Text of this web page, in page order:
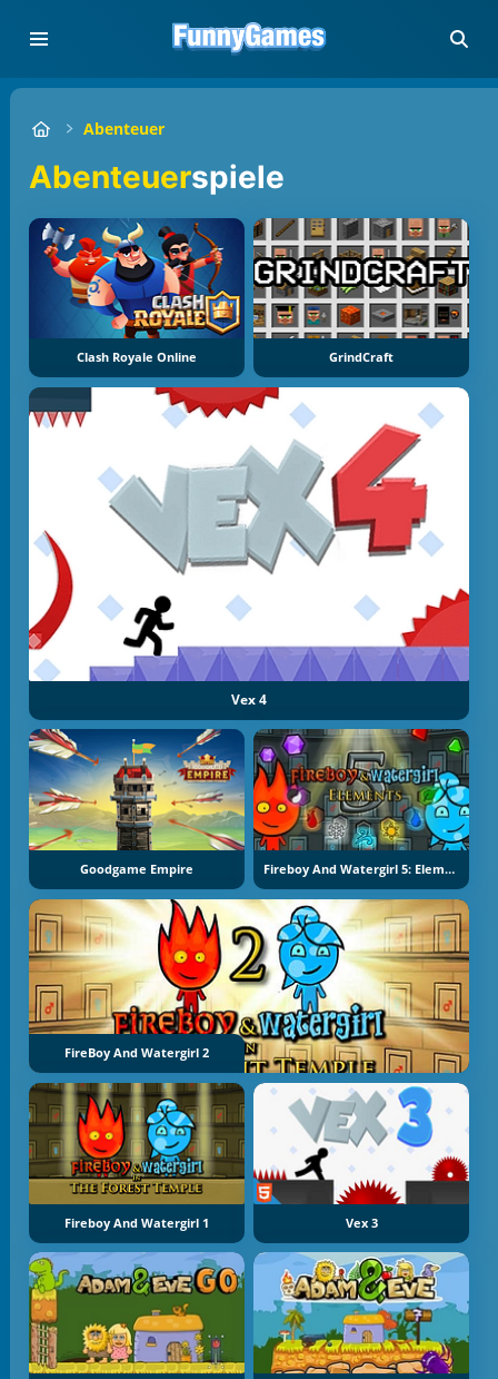
Abenteuer
Abenteuerspiele
Clash Royale Online GrindCraft
Vex 4
Goodgame Empire Fireboy And Watergirl 5: Elements
FireBoy And Watergirl 2
Fireboy And Watergirl 1 Vex 3